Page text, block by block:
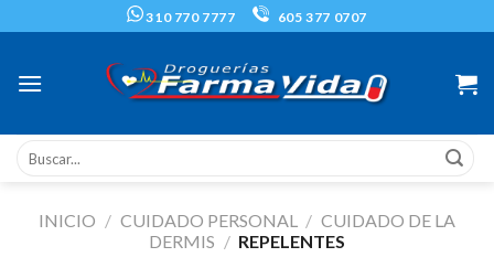
310 770 7777 605 377 0707
Buscar
INICIO / CUIDADO PERSONAL / CUIDADO DE LA
DERMIS / REPELENTES